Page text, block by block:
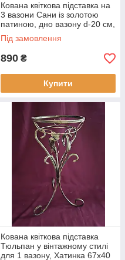
Кована квіткова підставка на
3 вазони Сани із золотою
патиною, дно вазону d-20 см,
Хатинка
Під замовлення
890 ₴
Купити
Кована квіткова підставка
Тюльпан у вінтажному стилі
для 1 вазону, Хатинка 67х40